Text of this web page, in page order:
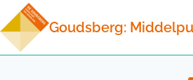
Doorgaan
naar
inhoud
Goudsberg: